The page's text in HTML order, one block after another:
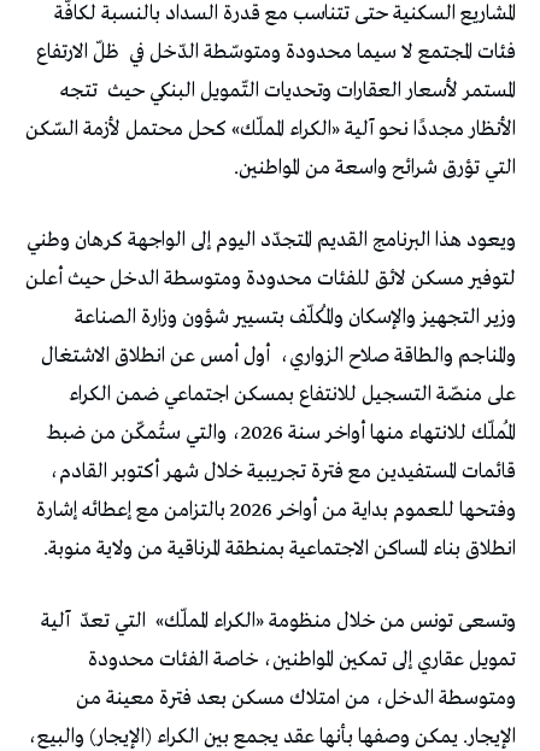
المشاريع السكنية حتى تتناسب مع قدرة السداد بالنسبة لكافّة
فئات المجتمع لا سيما محدودة ومتوسّطة الدّخل في ظلّ الارتفاع
المستمر لأسعار العقارات وتحديات التّمويل البنكي حيث تتجه
الأنظار مجددًا نحو آلية «الكراء المملّك» كحل محتمل لأزمة السّكن
التي تؤرق شرائح واسعة من المواطنين.
ويعود هذا البرنامج القديم المتجدّد اليوم إلى الواجهة كرهان وطني
لتوفير مسكن لائق للفئات محدودة ومتوسطة الدخل حيث أعلن
وزير التجهيز والإسكان والمُكلّف بتسيير شؤون وزارة الصناعة
والمناجم والطاقة صلاح الزواري، أول أمس عن انطلاق الاشتغال
على منصّة التسجيل للانتفاع بمسكن اجتماعي ضمن الكراء
المُملّك للانتهاء منها أواخر سنة 2026، والتي ستُمكّن من ضبط
قائمات المستفيدين مع فترة تجريبية خلال شهر أكتوبر القادم،
وفتحها للعموم بداية من أواخر 2026 بالتزامن مع إعطائه إشارة
انطلاق بناء المساكن الاجتماعية بمنطقة المرناقية من ولاية منوبة.
وتسعى تونس من خلال منظومة «الكراء المملّك» التي تعدّ آلية
تمويل عقاري إلى تمكين المواطنين، خاصة الفئات محدودة
ومتوسطة الدخل، من امتلاك مسكن بعد فترة معينة من
الإيجار. يمكن وصفها بأنها عقد يجمع بين الكراء (الإيجار) والبيع،